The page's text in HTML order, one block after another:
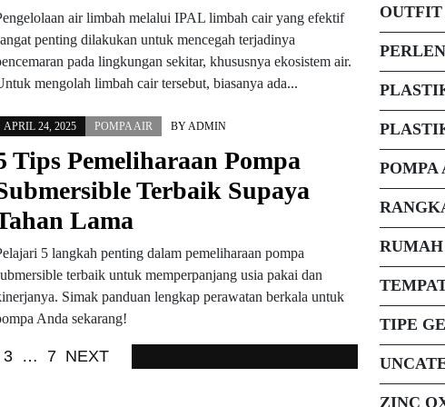
air limbah melalui IPAL limbah cair yang efektif
penting dilakukan untuk mencegah terjadinya
pada lingkungan sekitar, khususnya ekosistem air.
mengolah limbah cair tersebut, biasanya ada...
APRIL 24, 2025 POMPA AIR BYADMIN
Tips Pemeliharaan Pompa
Terbaik Supaya
Lama
5 langkah penting dalam pemeliharaan pompa
terbaik untuk memperpanjang usia pakai dan
Simak panduan lengkap perawatan berkala untuk
Anda sekarang!
3 … 7 NEXT
POMPA
TIPE
ZINC